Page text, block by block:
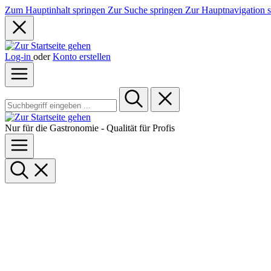
Zum Hauptinhalt springen Zur Suche springen Zur Hauptnavigation
Log-in oder Konto erstellen
Nur für die Gastronomie - Qualität für Profis